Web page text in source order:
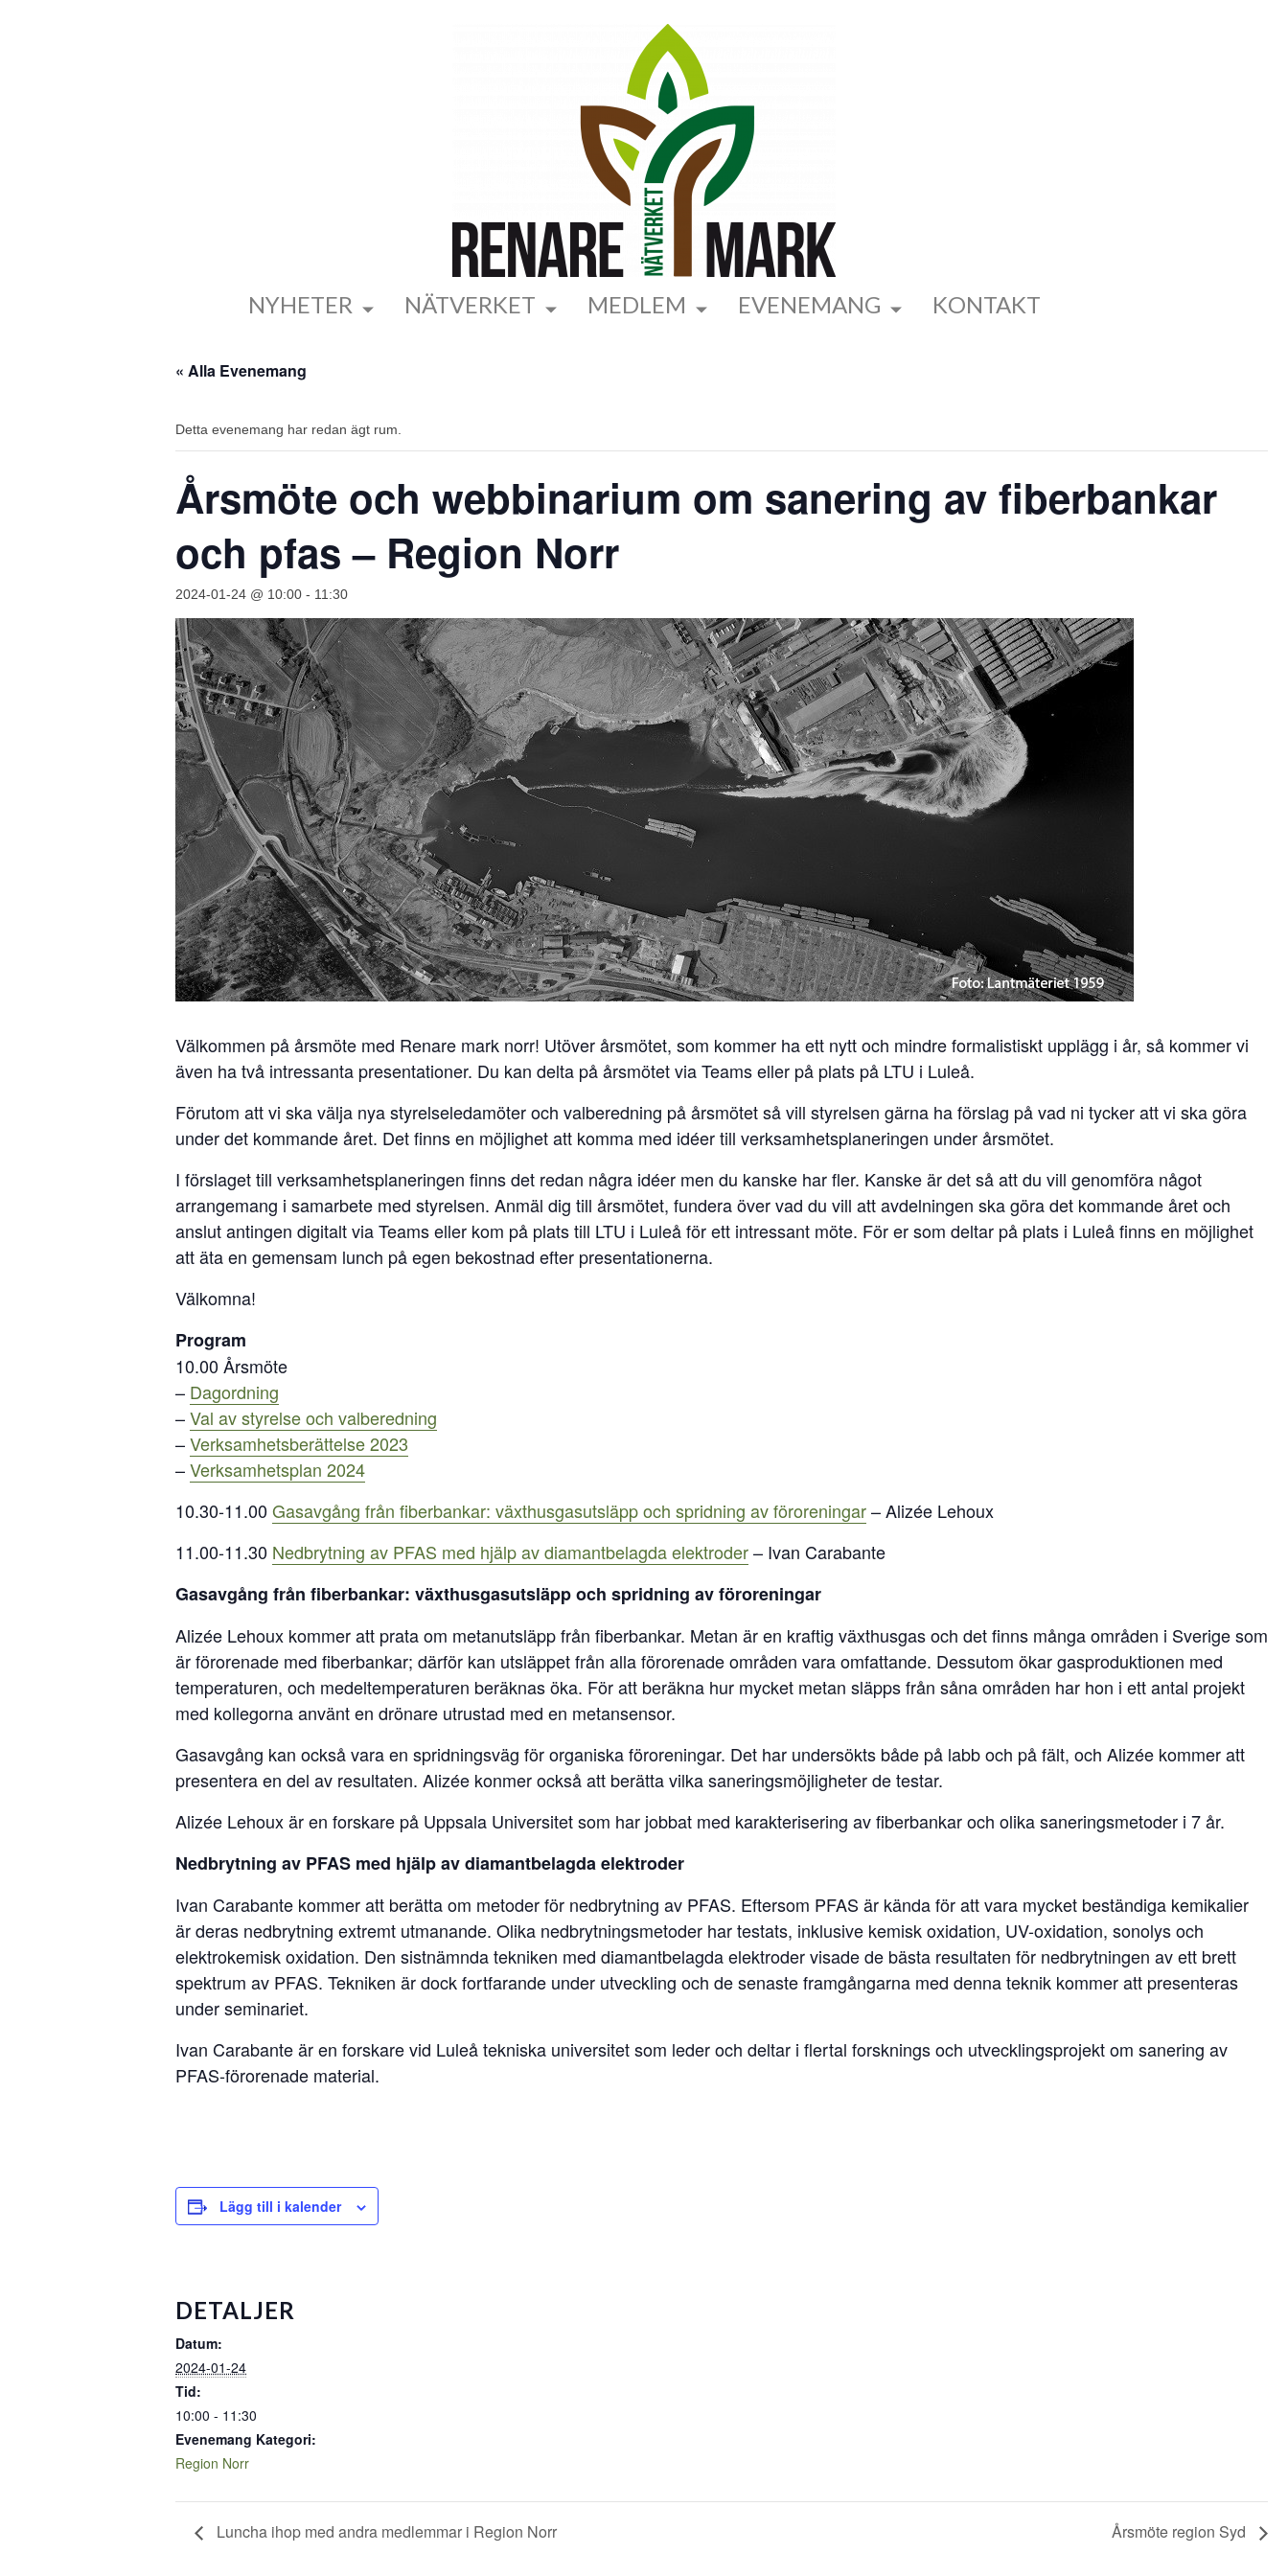
NYHETER NÄTVERKET MEDLEM EVENEMANG KONTAKT
« Alla Evenemang
Detta evenemang har redan ägt rum.
Årsmöte och webbinarium om sanering av fiberbankar
och pfas – Region Norr
2024-01-24 @ 10:00 - 11:30
Välkommen på årsmöte med Renare mark norr! Utöver årsmötet, som kommer ha ett nytt och mindre formalistiskt upplägg i år, så kommer vi
även ha två intressanta presentationer. Du kan delta på årsmötet via Teams eller på plats på LTU i Luleå.
Förutom att vi ska välja nya styrelseledamöter och valberedning på årsmötet så vill styrelsen gärna ha förslag på vad ni tycker att vi ska göra
under det kommande året. Det finns en möjlighet att komma med idéer till verksamhetsplaneringen under årsmötet.
I förslaget till verksamhetsplaneringen finns det redan några idéer men du kanske har fler. Kanske är det så att du vill genomföra något
arrangemang i samarbete med styrelsen. Anmäl dig till årsmötet, fundera över vad du vill att avdelningen ska göra det kommande året och
anslut antingen digitalt via Teams eller kom på plats till LTU i Luleå för ett intressant möte. För er som deltar på plats i Luleå finns en möjlighet
att äta en gemensam lunch på egen bekostnad efter presentationerna.
Välkomna!
Program
10.00 Årsmöte
– Dagordning
–Val av styrelse och valberedning
–Verksamhetsberättelse 2023
–Verksamhetsplan 2024
10.30-11.00 Gasavgång från fiberbankar: växthusgasutsläpp och spridning av föroreningar– Alizée Lehoux
11.00-11.30 Nedbrytning av PFAS med hjälp av diamantbelagda elektroder– Ivan Carabante
Gasavgång från fiberbankar: växthusgasutsläpp och spridning av föroreningar
Alizée Lehoux kommer att prata om metanutsläpp från fiberbankar. Metan är en kraftig växthusgas och det finns många områden i Sverige som
är förorenade med fiberbankar; därför kan utsläppet från alla förorenade områden vara omfattande. Dessutom ökar gasproduktionen med
temperaturen, och medeltemperaturen beräknas öka. För att beräkna hur mycket metan släpps från såna områden har hon i ett antal projekt
med kollegorna använt en drönare utrustad med en metansensor.
Gasavgång kan också vara en spridningsväg för organiska föroreningar. Det har undersökts både på labb och på fält, och Alizée kommer att
presentera en del av resultaten. Alizée konmer också att berätta vilka saneringsmöjligheter de testar.
Alizée Lehoux är en forskare på Uppsala Universitet som har jobbat med karakterisering av fiberbankar och olika saneringsmetoder i 7 år.
Nedbrytning av PFAS med hjälp av diamantbelagda elektroder
Ivan Carabante kommer att berätta om metoder för nedbrytning av PFAS. Eftersom PFAS är kända för att vara mycket beständiga kemikalier
är deras nedbrytning extremt utmanande. Olika nedbrytningsmetoder har testats, inklusive kemisk oxidation, UV-oxidation, sonolys och
elektrokemisk oxidation. Den sistnämnda tekniken med diamantbelagda elektroder visade de bästa resultaten för nedbrytningen av ett brett
spektrum av PFAS. Tekniken är dock fortfarande under utveckling och de senaste framgångarna med denna teknik kommer att presenteras
under seminariet.
Ivan Carabante är en forskare vid Luleå tekniska universitet som leder och deltar i flertal forsknings och utvecklingsprojekt om sanering av
PFAS-förorenade material.
Lägg till i kalender
DETALJER
Datum:
2024-01-24
Tid:
10:00 - 11:30
Evenemang Kategori:
Region Norr
Luncha ihop med andra medlemmar i Region Norr Årsmöte region Syd